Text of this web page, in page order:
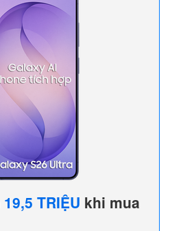
19,5 TRIỆU khi mua